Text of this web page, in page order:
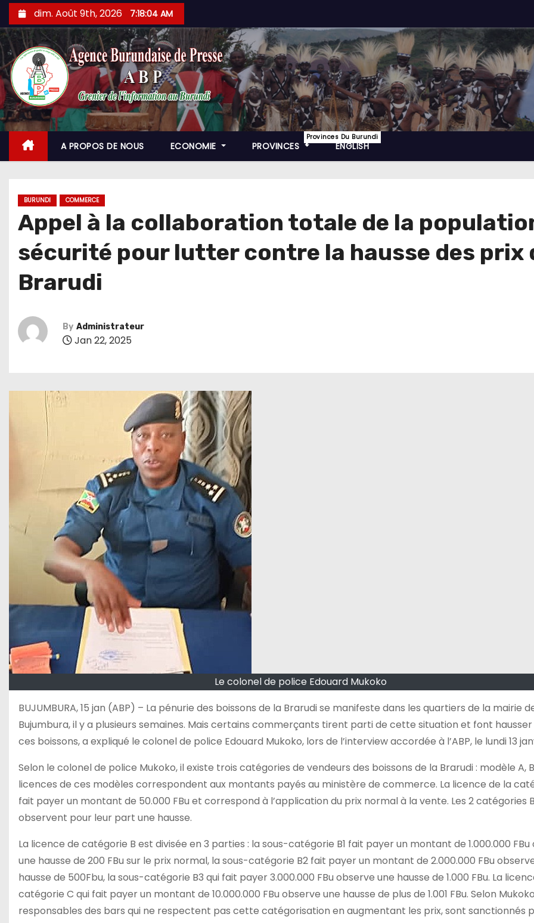
Skip
to
content
dim. Août 9th, 2026 7:18:05 AM
A PROPOS DE NOUS ECONOMIE PROVINCES
Provinces Du Burundi
ENGLISH
BURUNDI COMMERCE
Appel à la collaboration totale de la
sécurité pour lutter contre la hausse des prix
Brarudi
By Administrateur
Jan 22, 2025
Le colonel de police Edouard Mukoko
BUJUMBURA, 15 jan (ABP) – La pénurie des boissons de la Brarudi se manifeste dans les quartiers de la mairie
Bujumbura, il y a plusieurs semaines. Mais certains commerçants tirent parti de cette situation et font hausser
ces boissons, a expliqué le colonel de police Edouard Mukoko, lors de l’interview accordée à l’ABP, le lundi 13
Selon le colonel de police Mukoko, il existe trois catégories de vendeurs des boissons de la Brarudi : modèle A,
licences de ces modèles correspondent aux montants payés au ministère de commerce. La licence de la
fait payer un montant de 50.000 FBu et correspond à l’application du prix normal à la vente. Les 2 catégories
observent pour leur part une hausse.
La licence de catégorie B est divisée en 3 parties : la sous-catégorie B1 fait payer un montant de 1.000.000 FBu
une hausse de 200 FBu sur le prix normal, la sous-catégorie B2 fait payer un montant de 2.000.000 FBu
hausse de 500Fbu, la sous-catégorie B3 qui fait payer 3.000.000 FBu observe une hausse de 1.000 FBu. La
catégorie C qui fait payer un montant de 10.000.000 FBu observe une hausse de plus de 1.001 FBu. Selon
responsables des bars qui ne respectent pas cette catégorisation en augmentant les prix, sont sanctionnés